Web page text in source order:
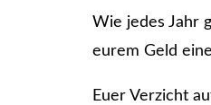
Wie jedes Jahr
eurem Geld
Euer Verzicht